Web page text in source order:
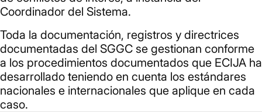
Coordinador del Sistema.
Toda la documentación, registros y directrices
documentadas del SGGC se gestionan conforme
a los procedimientos documentados que ECIJA ha
desarrollado teniendo en cuenta los estándares
nacionales e internacionales que aplique en cada
caso.